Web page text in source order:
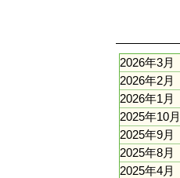
2026年3月
2026年2月
2026年1月
2025年10月
2025年9月
2025年8月
2025年4月